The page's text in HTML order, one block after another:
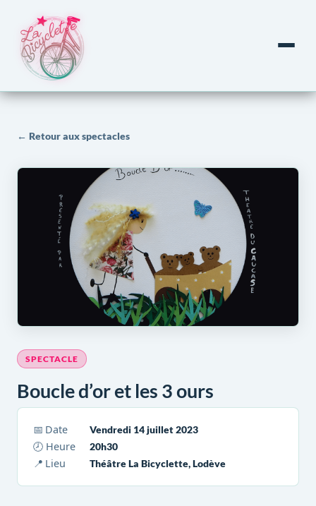
← Retour aux spectacles
SPECTACLE
Boucle d’or et les 3 ours
📅 Date
Vendredi 14 juillet 2023
🕗 Heure
20h30
📍 Lieu
Théâtre La Bicyclette, Lodève